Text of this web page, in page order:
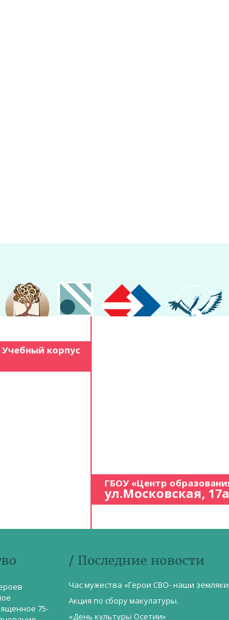
корпус
ГБОУ «Центр
ул.Московская, 17а
75-
/ Последние новости
Час мужества «Герои СВО- наши
Акция по сбору макулатуры.
«День культуры Осетии»